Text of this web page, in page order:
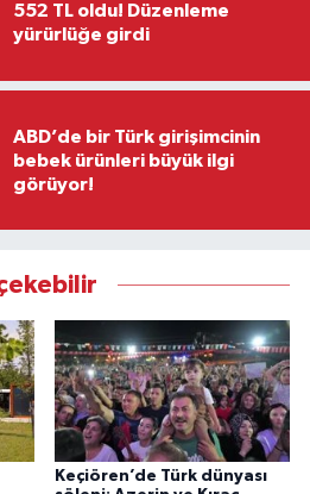
552 TL oldu! Düzenleme
yürürlüğe girdi
ABD’de bir Türk girişimcinin
bebek ürünleri büyük ilgi
görüyor!
Keçiören’de Türk dünyası